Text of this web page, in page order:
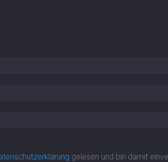
gelesen und bin damit